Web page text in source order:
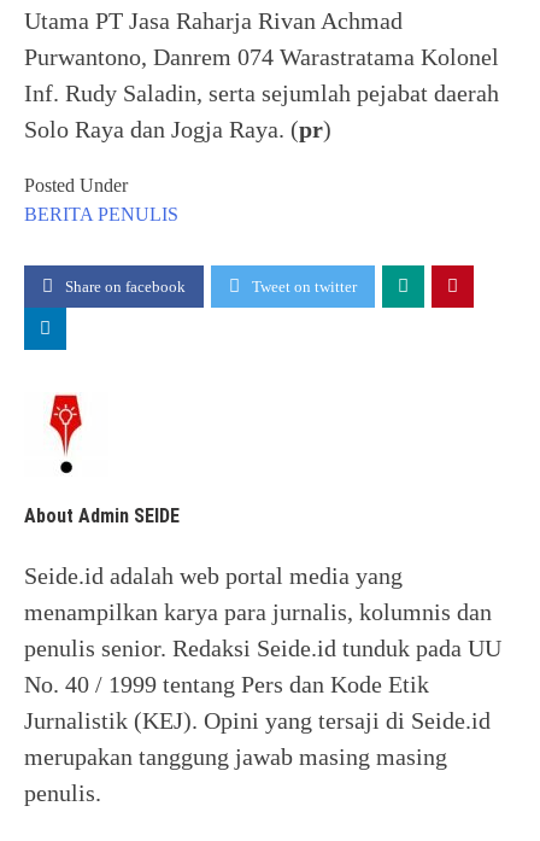
Utama PT Jasa Raharja Rivan Achmad
Purwantono, Danrem 074 Warastratama Kolonel
Inf. Rudy Saladin, serta sejumlah pejabat daerah
Solo Raya dan Jogja Raya. (pr)
Posted Under
BERITA PENULIS
Share on facebook Tweet on twitter
About Admin SEIDE
Seide.id adalah web portal media yang
menampilkan karya para jurnalis, kolumnis dan
penulis senior. Redaksi Seide.id tunduk pada UU
No. 40 / 1999 tentang Pers dan Kode Etik
Jurnalistik (KEJ). Opini yang tersaji di Seide.id
merupakan tanggung jawab masing masing
penulis.